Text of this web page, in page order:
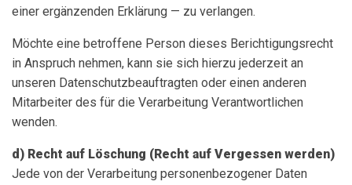
einer ergänzenden Erklärung — zu verlangen.
Möchte eine betroffene Person dieses Berichtigungsrecht
in Anspruch nehmen, kann sie sich hierzu jederzeit an
unseren Datenschutzbeauftragten oder einen anderen
Mitarbeiter des für die Verarbeitung Verantwortlichen
wenden.
d) Recht auf Löschung (Recht auf Vergessen werden)
Jede von der Verarbeitung personenbezogener Daten